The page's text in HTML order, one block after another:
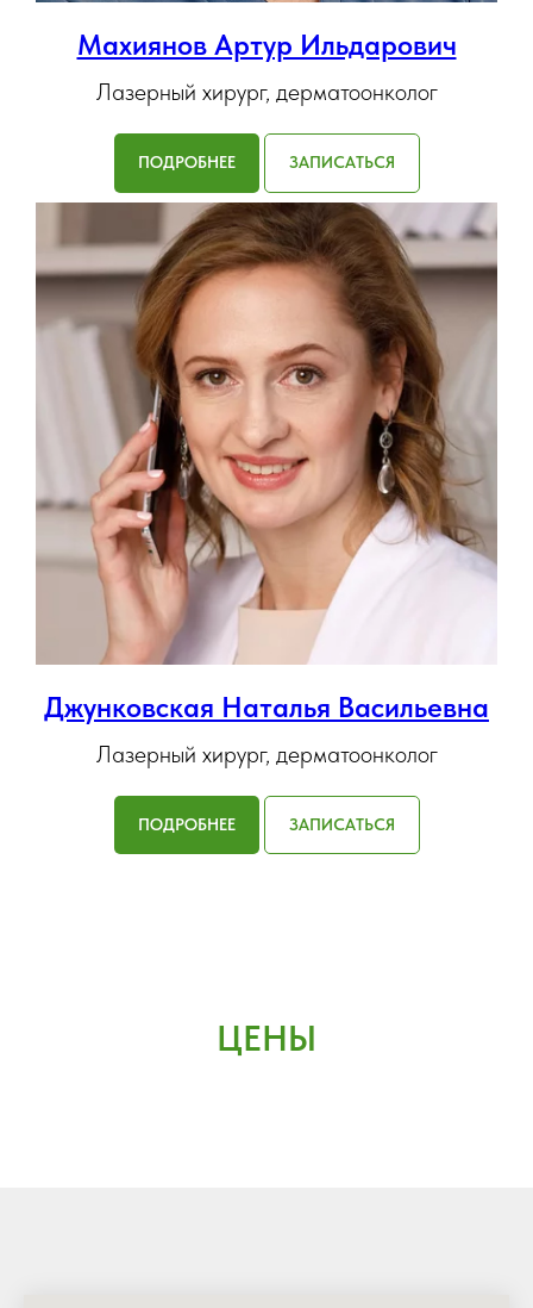
Махиянов Артур Ильдарович
Лазерный хирург, дерматоонколог
ПОДРОБНЕЕ ЗАПИСАТЬСЯ
Джунковская Наталья Васильевна
Лазерный хирург, дерматоонколог
ПОДРОБНЕЕ ЗАПИСАТЬСЯ
ЦЕНЫ